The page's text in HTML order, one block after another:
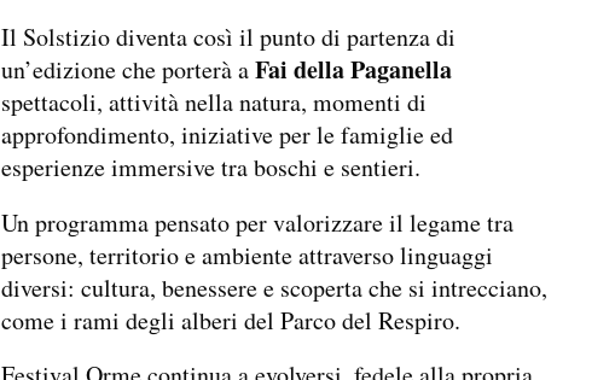
Il Solstizio diventa così il punto di partenza di
un’edizione che porterà aFai della Paganella
spettacoli, attività nella natura, momenti di
approfondimento, iniziative per le famiglie ed
esperienze immersive tra boschi e sentieri.
Un programma pensato per valorizzare il legame tra
persone, territorio e ambiente attraverso linguaggi
diversi: cultura, benessere e scoperta che si intrecciano,
come i rami degli alberi del Parco del Respiro.